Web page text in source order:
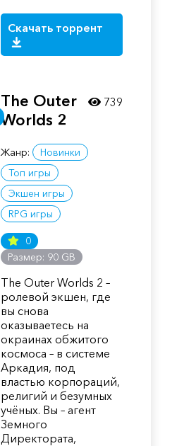
Скачать торрент
The Outer
Worlds 2
Жанр:
Новинки
Топ игры
Экшен игры
RPG игры
0
Размер: 90 GB
The Outer Worlds 2 –
ролевой экшен, где
вы снова
оказываетесь на
окраинах обжитого
космоса – в системе
Аркадия, под
властью корпораций,
религий и безумных
учёных. Вы – агент
Земного
Директората,
739